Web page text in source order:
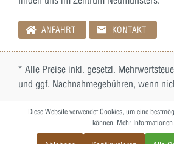
ANFAHRT KONTAKT
* Alle Preise inkl. gesetzl.
und ggf. Nachnahmegebühren, wenn
Diese Website verwendet Cookies, um eine
können. Mehr Informationen